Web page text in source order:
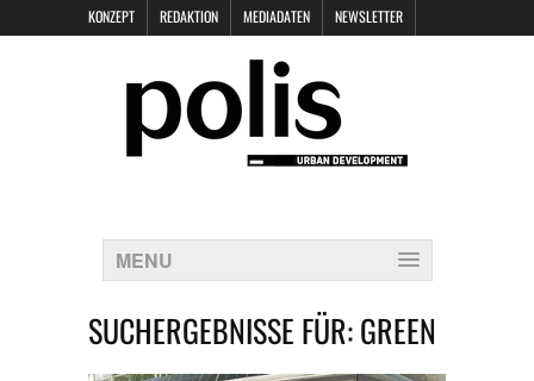
KONZEPT REDAKTION MEDIADATEN NEWSLETTER
DATENSCHUTZ
MENU
SUCHERGEBNISSE FÜR:GREEN